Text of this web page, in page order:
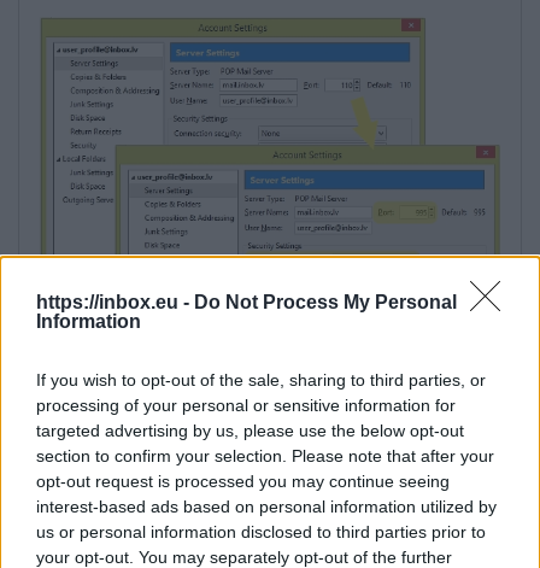
https://inbox.eu - Do Not Process My Personal
Information
If you wish to opt-out of the sale, sharing to third parties, or
processing of your personal or sensitive information for
targeted advertising by us, please use the below opt-out
section to confirm your selection. Please note that after your
opt-out request is processed you may continue seeing
interest-based ads based on personal information utilized by
us or personal information disclosed to third parties prior to
your opt-out. You may separately opt-out of the further